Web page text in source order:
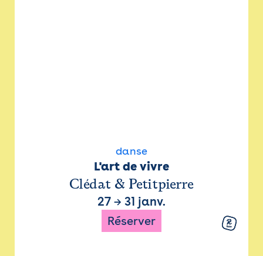
danse
L'art de vivre
Clédat & Petitpierre
27 → 31 janv.
Réserver